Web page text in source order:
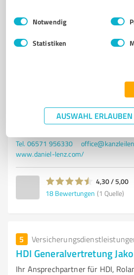
Impressum
Einwilligungsauswahl
Notwendig
Statistiken
AUSWAHL ERLAUBEN
Kanzlei Daniel Lenz
INDIVIDUELLE LÖSUNGEN
Wengerohrer Weg 1, 54516
Tel. 06571 956330
www.daniel-lenz.com/
4,30 / 5,00
18 Bewertungen (1 Quelle)
5
HDI Generalvertretung
Ihr Ansprechpartner für HDI,